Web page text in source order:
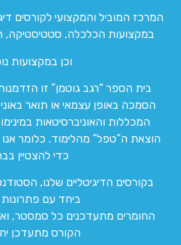
במקצועות הכלכלה, סטטיסטיקה,
וכן במקצועות
בית הספר “רגב גוטמן” זו
הסמכה באופן עצמאי או תואר
המכללות והאוניברסיטאות
הוצאת ה”טפל” מהלימוד. כלומר
כדי להצטיין
בקורסים הדיגיטליים שלנו,
ביחד עם
החומרים מתעדכנים כל סמסטר,
הקורס מתעדכן